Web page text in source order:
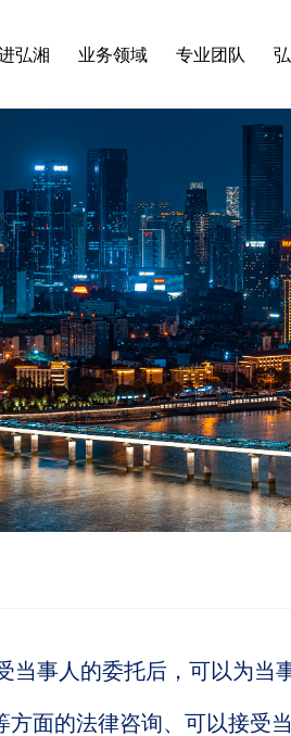
弘湘 业务领域 专业团队
当事人的委托后，可以为当
方面的法律咨询、可以接受